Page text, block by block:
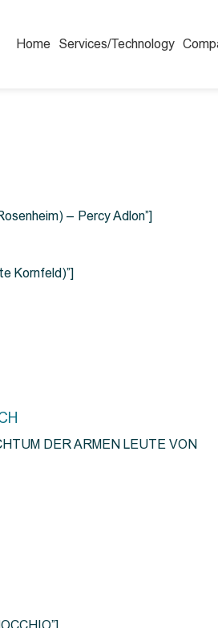
Home Services/Technology
– Percy Adlon”]
Kornfeld)”]
DER ARMEN LEUTE VON